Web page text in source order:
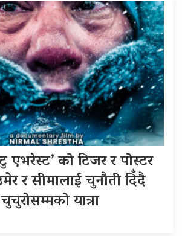
एभरेस्ट’ को टिजर र पोस्टर
र सीमालाई चुनौती दिँदै
यात्रा